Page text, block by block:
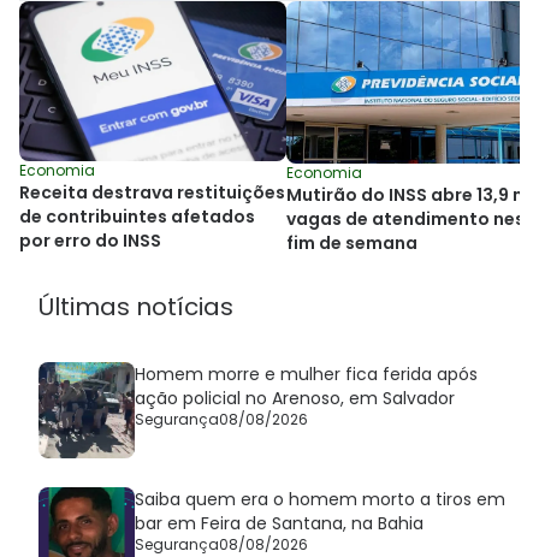
Economia
Receita destrava restituições
de contribuintes afetados
por erro do INSS
Economia
Mutirão do INSS abre 13,9 mil
vagas de atendimento
fim de semana
Últimas notícias
Homem morre e mulher fica ferida após
ação policial no Arenoso, em Salvador
Segurança08/08/2026
Saiba quem era o homem morto a tiros em
bar em Feira de Santana, na Bahia
Segurança08/08/2026